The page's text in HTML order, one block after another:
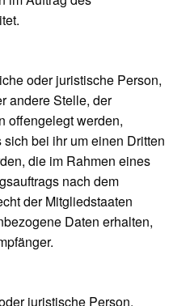
oder juristische Person,
andere Stelle, der
offengelegt werden,
bei ihr um einen Dritten
die im Rahmen eines
nach dem
der Mitgliedstaaten
Daten erhalten,
juristische Person,